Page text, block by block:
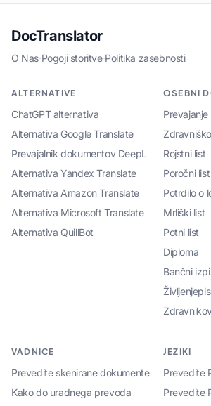
DocTranslator
O Nas·Pogoji storitve·Politika zasebnosti
ALTERNATIVE
ChatGPT alternativa
Alternativa Google Translate
Prevajalnik dokumentov DeepL
Alternativa Yandex Translate
Alternativa Amazon Translate
Alternativa Microsoft Translate
Alternativa QuillBot
OSEBNI
Prevajanje
Rojstni list
Poročni list
Potrdilo o
Mrliški list
Potni list
Diploma
Bančni
Življenjepis
VADNICE
Prevedite skenirane dokumente
Kako do uradnega prevoda
JEZIKI
Prevedite
Prevedite